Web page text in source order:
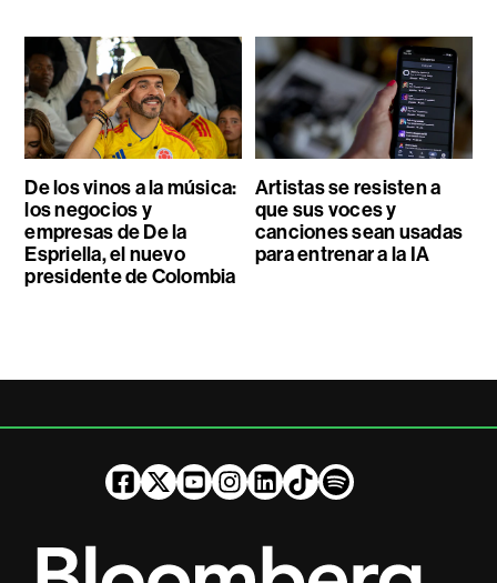
De los vinos a la música:
los negocios y
empresas de De la
Espriella, el nuevo
presidente de Colombia
Artistas se resisten a
que sus voces y
canciones sean usadas
para entrenar a la IA